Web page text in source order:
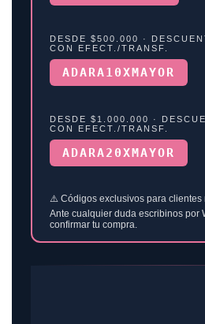
DESDE $500.000 ·
CON EFECT./TRANSF.
ADARA10XMAYOR
DESDE $1.000.000 ·
CON EFECT./TRANSF.
ADARA20XMAYOR
⚠️ Códigos exclusivos para clientes
Ante cualquier duda escribinos por
confirmar tu compra.